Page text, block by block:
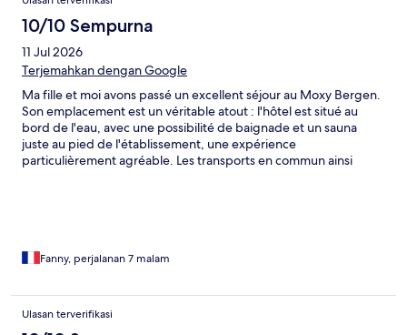
10/10 Sempurna
11 Jul 2026
Terjemahkan dengan Google
Ma fille et moi avons passé un excellent séjour au Moxy Bergen.
Son emplacement est un véritable atout : l'hôtel est situé au
bord de l'eau, avec une possibilité de baignade et un sauna
juste au pied de l'établissement, une expérience
particulièrement agréable. Les transports en commun ainsi
qu'une table et un tabouret très pratiques. Tout était en
lumineuse et offrant une belle vue sur le port, ce qui rend les
séances d'entraînement encore plus agréables. Enfin, le
Fanny, perjalanan 7 malam
Ulasan terverifikasi